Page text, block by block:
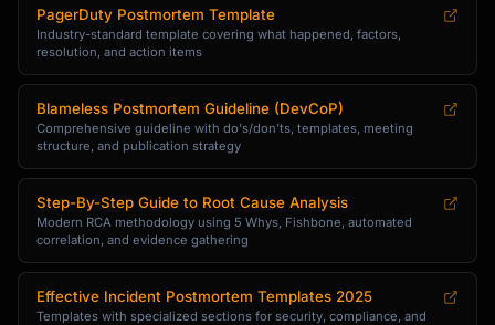
PagerDuty Postmortem Template
Industry-standard template covering what happened, factors,
resolution, and action items
Blameless Postmortem Guideline (DevCoP)
Comprehensive guideline with do's/don'ts, templates, meeting
structure, and publication strategy
Step-By-Step Guide to Root Cause Analysis
Modern RCA methodology using 5 Whys, Fishbone, automated
correlation, and evidence gathering
Effective Incident Postmortem Templates 2025
Templates with specialized sections for security, compliance, and